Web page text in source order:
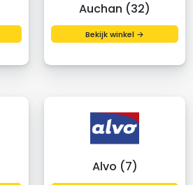
Auchan (32)
Bekijk winkel →
Alvo (7)